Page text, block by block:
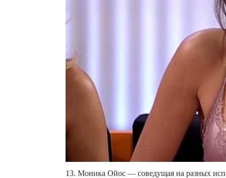
13. Моника Ойос — соведущая на разных